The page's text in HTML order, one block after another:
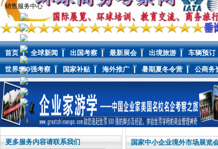
首页 全球新闻 出国考察 最新展会 出境旅游 车辆预订
世界500强考察 国家补贴 海外推广 暑期夏冬令营 公商务
更多服务内容请联系我们 国家中小企业境外市场展览
销售服务中心
AIE